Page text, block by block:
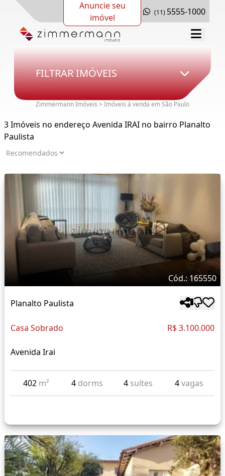
Anuncie seu
imóvel
(11) 5555-1000
FILTRAR IMÓVEIS
Zimmermann Imóveis > Imóveis à venda em São Paulo
3 Imóveis no endereço Avenida IRAI no bairro Planalto
Paulista
Cód.: 165550
Planalto Paulista
Casa Sobrado R$ 3.100.000
Avenida Irai
402 m² 4 dorms 4 suítes 4vagas